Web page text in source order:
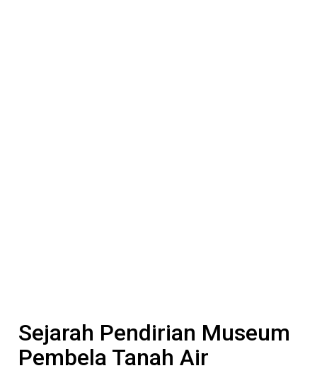
Sejarah Pendirian Museum
Pembela Tanah Air